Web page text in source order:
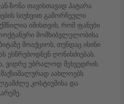
ზონა თავისთავად პატარა
იმისთვის, რომ ფანები
მომხიბვლელობისა
მოაქციოს, თუნდაც ისინი
ესწრებოდნენ ღონისძიებას.
ვიდრე უბრალოდ შეხვედრის
კოსტიუმისა და